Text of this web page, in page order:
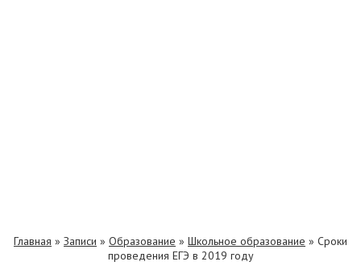
Главная » Записи » Образование » Школьное образование » Сроки
проведения ЕГЭ в 2019 году